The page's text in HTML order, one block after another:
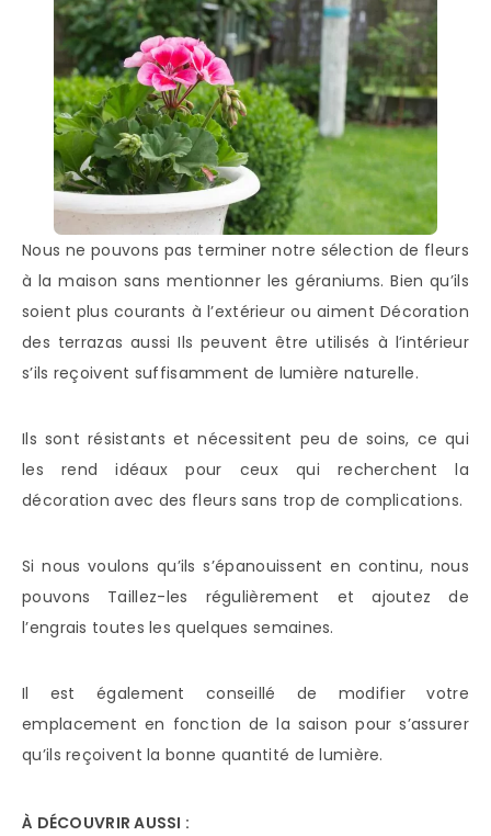
Nous ne pouvons pas terminer notre sélection de fleurs
à la maison sans mentionner les géraniums. Bien qu’ils
soient plus courants à l’extérieur ou aiment Décoration
des terrazas aussi Ils peuvent être utilisés à l’intérieur
s’ils reçoivent suffisamment de lumière naturelle.
Ils sont résistants et nécessitent peu de soins, ce qui
les rend idéaux pour ceux qui recherchent la
décoration avec des fleurs sans trop de complications.
Si nous voulons qu’ils s’épanouissent en continu, nous
pouvons Taillez-les régulièrement et ajoutez de
l’engrais toutes les quelques semaines.
Il est également conseillé de modifier votre
emplacement en fonction de la saison pour s’assurer
qu’ils reçoivent la bonne quantité de lumière.
À DÉCOUVRIR AUSSI :